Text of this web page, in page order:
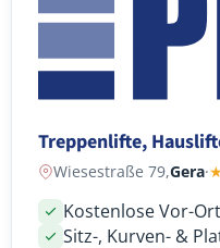
Treppenlifte,
Wiesestraße 79,Gera·
Kostenlose Vor-
Sitz-, Kurven- &